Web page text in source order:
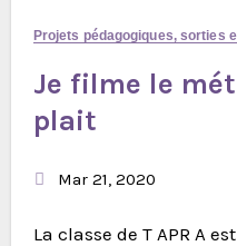
Projets pédagogiques, sorties
Je filme le
plait
Mar 21, 2020
La classe de T APR A est heureuse de vous